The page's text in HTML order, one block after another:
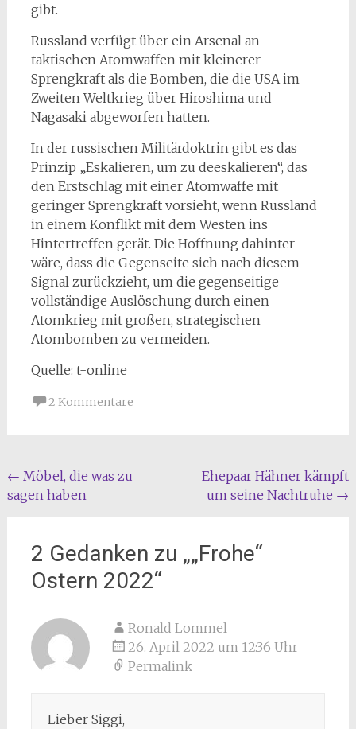
gibt.
Russland verfügt über ein Arsenal an
taktischen Atomwaffen mit kleinerer
Sprengkraft als die Bomben, die die USA im
Zweiten Weltkrieg über Hiroshima und
Nagasaki abgeworfen hatten.
In der russischen Militärdoktrin gibt es das
Prinzip „Eskalieren, um zu deeskalieren“, das
den Erstschlag mit einer Atomwaffe mit
geringer Sprengkraft vorsieht, wenn Russland
in einem Konflikt mit dem Westen ins
Hintertreffen gerät. Die Hoffnung dahinter
wäre, dass die Gegenseite sich nach diesem
Signal zurückzieht, um die gegenseitige
vollständige Auslöschung durch einen
Atomkrieg mit großen, strategischen
Atombomben zu vermeiden.
Quelle: t-online
2 Kommentare
Beitragsnavigation
← Möbel, die was zu
sagen haben
Ehepaar Hähner kämpft
um seine Nachtruhe →
2 Gedanken zu „„Frohe“
Ostern 2022“
Ronald Lommel
26. April 2022 um 12:36 Uhr
Permalink
Lieber Siggi,